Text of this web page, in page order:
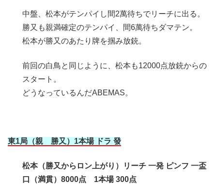
中盤、松本がテンパイし間2萬待ちでリーチに出る。
勝又も親満確定のテンパイ、間6萬待ちダマテン。
松本が勝又のあたり牌を掴み放銃。
前回の白鳥と同じように、松本も12000点放銃からの
スタート。
どうなっているんだABEMAS。
東1局（親 勝又）1本場 ドラ 發
松本（勝又からロン上がり）リーチ 一発 ピンフ 一盃
口（満貫）8000点 1本場 300点